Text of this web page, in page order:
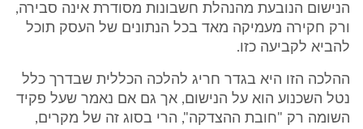
הנישום הנובעת מהנהלת חשבונות מסודרת אינה סבירה,
ורק חקירה מעמיקה מאד בכל הנתונים של העסק תוכל
להביא לקביעה כזו.
ההלכה הזו היא בגדר חריג להלכה הכללית שבדרך כלל
נטל השכנוע הוא על הנישום, אך גם אם נאמר שעל פקיד
השומה רק "חובת ההצדקה", הרי בסוג זה של מקרים,